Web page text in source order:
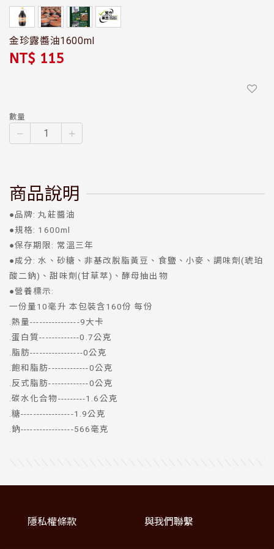
金珍露醬油1600ml
NT$ 115
數量
商品說明
●品牌: 丸莊醬油
●規格: 1600ml
●保存期限: 常溫三年
●成分: 水、砂糖、非基改脫脂黃豆、食鹽、小麥、調味劑(琥珀
酸二鈉)、甜味劑(甘草萃)、酵母抽出物
●營養標示:
一份量10毫升 本包裝含160份 每份
.熱量----------------9大卡
.蛋白質-------------0.7公克
.脂肪-----------------0公克
.飽和脂肪-------------0公克
.反式脂肪-------------0公克
.碳水化合物---------1.6公克
.糖-----------------1.9公克
.鈉-----------------566毫克
隱私權條款 與我們聯繫